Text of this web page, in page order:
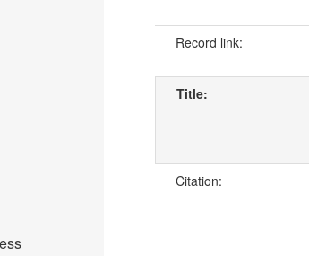
Record link:
Title:
Citation: